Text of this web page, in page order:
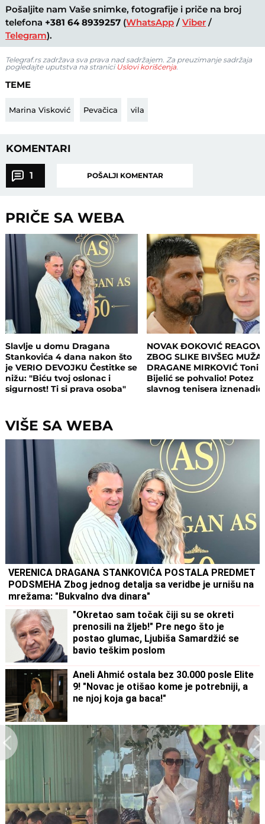
Pošaljite nam Vaše snimke, fotografije i priče na broj
telefona +381 64 8939257 (WhatsApp /Viber /
Telegram).
Telegraf.rs zadržava sva prava nad sadržajem. Za preuzimanje sadržaja
pogledajte uputstva na stranici Uslovi korišćenja.
TEME
Marina Visković Pevačica vila
KOMENTARI
1 POŠALJI KOMENTAR
PRIČE SA WEBA
Slavlje u domu Dragana
Stankovića 4 dana nakon što
je VERIO DEVOJKU Čestitke se
nižu: "Biću tvoj oslonac i
sigurnost! Ti si prava osoba"
NOVAK ĐOKOVIĆ
ZBOG SLIKE BIVŠEG MUŽA
DRAGANE MIRKOVIĆ Toni
Bijelić se pohvalio! Potez
slavnog tenisera iznenadio
VIŠE SA WEBA
VERENICA DRAGANA STANKOVIĆA POSTALA PREDMET
PODSMEHA Zbog jednog detalja sa veridbe je urnišu na
mrežama: "Bukvalno dva dinara"
"Okretao sam točak čiji su se okreti
prenosili na žljeb!" Pre nego što je
postao glumac, Ljubiša Samardžić se
bavio teškim poslom
Aneli Ahmić ostala bez 30.000 posle Elite
9! "Novac je otišao kome je potrebniji, a
ne njoj koja ga baca!"